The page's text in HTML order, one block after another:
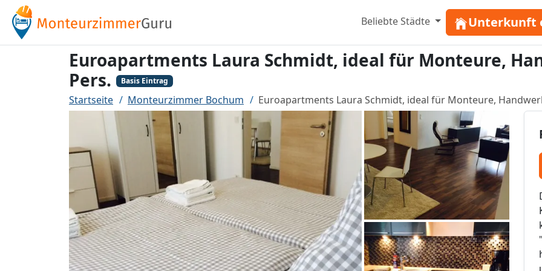
Beliebte Städte Unterkunft
Euroapartments Laura Schmidt, ideal für Monteure,
Pers.
Basis Eintrag
Startseite Monteurzimmer Bochum Euroapartments Laura Schmidt, ideal für Monteure,